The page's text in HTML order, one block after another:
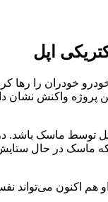
اپل
خودران را رها
پروژه واکنش
توسط ماسک
ماسک در حال
اکنون می‌تواند